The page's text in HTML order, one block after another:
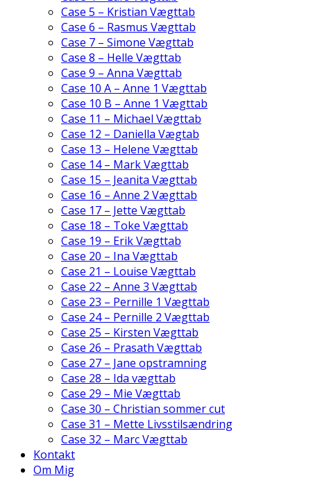
Case 5 – Kristian Vægttab
Case 6 – Rasmus Vægttab
Case 7 – Simone Vægttab
Case 8 – Helle Vægttab
Case 9 – Anna Vægttab
Case 10 A – Anne 1 Vægttab
Case 10 B – Anne 1 Vægttab
Case 11 – Michael Vægttab
Case 12 – Daniella Vægtab
Case 13 – Helene Vægttab
Case 14 – Mark Vægttab
Case 15 – Jeanita Vægttab
Case 16 – Anne 2 Vægttab
Case 17 – Jette Vægttab
Case 18 – Toke Vægttab
Case 19 – Erik Vægttab
Case 20 – Ina Vægttab
Case 21 – Louise Vægttab
Case 22 – Anne 3 Vægttab
Case 23 – Pernille 1 Vægttab
Case 24 – Pernille 2 Vægttab
Case 25 – Kirsten Vægttab
Case 26 – Prasath Vægttab
Case 27 – Jane opstramning
Case 28 – Ida vægttab
Case 29 – Mie Vægttab
Case 30 – Christian sommer cut
Case 31 – Mette Livsstilsændring
Case 32 – Marc Vægttab
Kontakt
Om Mig